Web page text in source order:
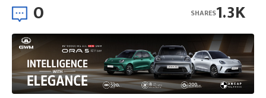
0 1.3K
SHARES